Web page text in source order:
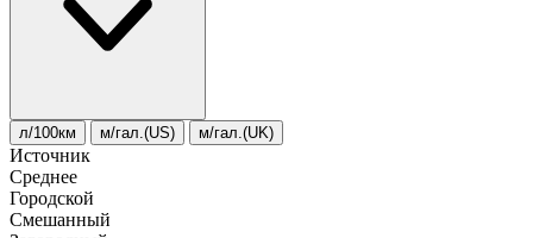
л/100км м/гал.(US) м/гал.(UK)
Источник
Среднее
Городской
Смешанный